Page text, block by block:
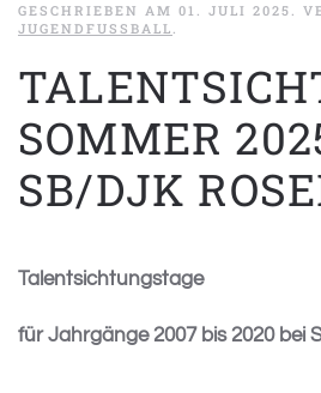
GESCHRIEBEN AM 01. JULI 2025 .
JUGENDFUSSBALL
.
SOMMER
SB/DJK
Talentsichtungstage
für Jahrgänge 2007 bis 2020 bei